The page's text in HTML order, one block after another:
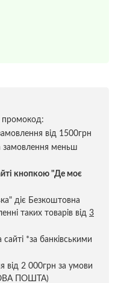
промокод:
від 1500грн
замовлення меньш
кнопкою "Де моє
діє Безкоштовна
таких товарів від 3
*за банківськими
від 2 000грн за умови
ПОШТА)